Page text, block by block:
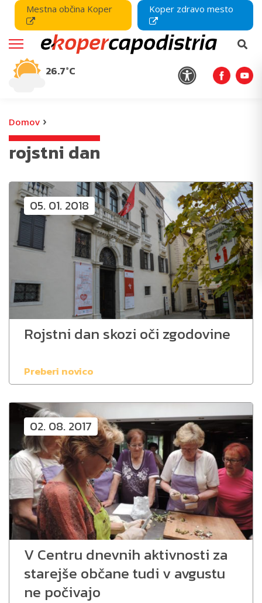
Mestna občina Koper Koper zdravo mesto
26.7°C
Domov ›
rojstni dan
05. 01. 2018
Rojstni dan skozi oči zgodovine
Preberi novico
02. 08. 2017
V Centru dnevnih aktivnosti za
starejše občane tudi v avgustu
ne počivajo